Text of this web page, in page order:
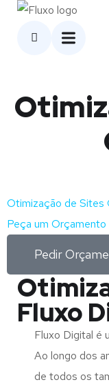
Otimização de Sites
Peça um
Pedir
Fluxo
Fluxo Digital é
Ao longo dos
de todos os